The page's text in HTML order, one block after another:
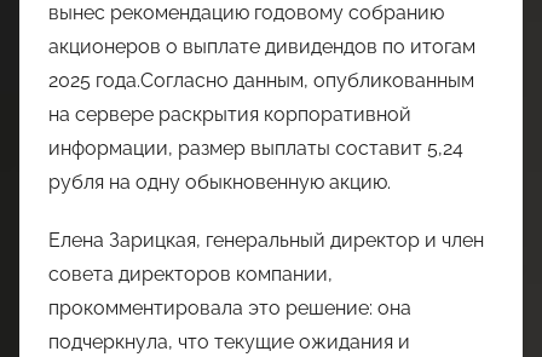
вынес рекомендацию годовому собранию
акционеров о выплате дивидендов по итогам
2025 года.Согласно данным, опубликованным
на сервере раскрытия корпоративной
информации, размер выплаты составит 5,24
рубля на одну обыкновенную акцию.
Елена Зарицкая, генеральный директор и член
совета директоров компании,
прокомментировала это решение: она
подчеркнула, что текущие ожидания и